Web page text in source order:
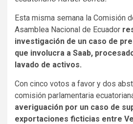
Esta misma semana la Comisión
Asamblea Nacional de Ecuador
investigación de un caso de
que involucra a Saab,
lavado de activos.
Con cinco votos a favor y dos
comisión parlamentaria
averiguación por un caso de
exportaciones ficticias entre